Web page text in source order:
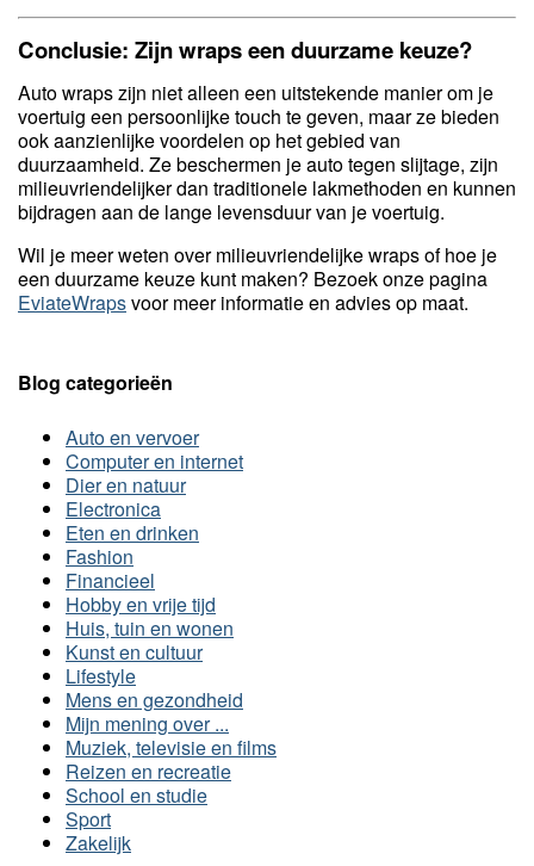
Conclusie: Zijn wraps een duurzame keuze?
Auto wraps zijn niet alleen een uitstekende manier om je
voertuig een persoonlijke touch te geven, maar ze bieden
ook aanzienlijke voordelen op het gebied van
duurzaamheid. Ze beschermen je auto tegen slijtage, zijn
milieuvriendelijker dan traditionele lakmethoden en kunnen
bijdragen aan de lange levensduur van je voertuig.
Wil je meer weten over milieuvriendelijke wraps of hoe je
een duurzame keuze kunt maken? Bezoek onze pagina
EviateWrapsvoor meer informatie en advies op maat.
Blog categorieën
Auto en vervoer
Computer en internet
Dier en natuur
Electronica
Eten en drinken
Fashion
Financieel
Hobby en vrije tijd
Huis, tuin en wonen
Kunst en cultuur
Lifestyle
Mens en gezondheid
Mijn mening over ...
Muziek, televisie en films
Reizen en recreatie
School en studie
Sport
Zakelijk